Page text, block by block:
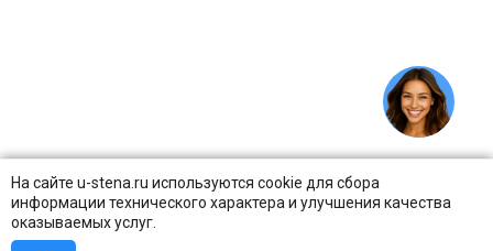
На сайте u-stena.ru используются cookie для сбора
информации технического характера и улучшения качества
оказываемых услуг.